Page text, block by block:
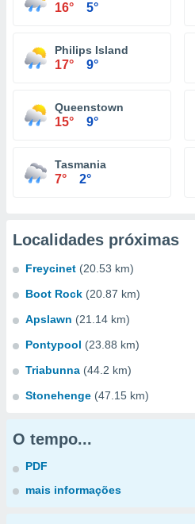
16° 5°
Philips Island
17° 9°
Queenstown
15° 9°
Tasmania
7° 2°
Localidades próximas
Freycinet (20.53 km)
Boot Rock (20.87 km)
Apslawn (21.14 km)
Pontypool (23.88 km)
Triabunna (44.2 km)
Stonehenge (47.15 km)
O tempo...
PDF
mais informações